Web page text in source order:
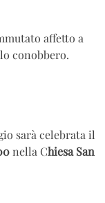
affetto a
conobbero.
sarà celebrata il
nella Chiesa San